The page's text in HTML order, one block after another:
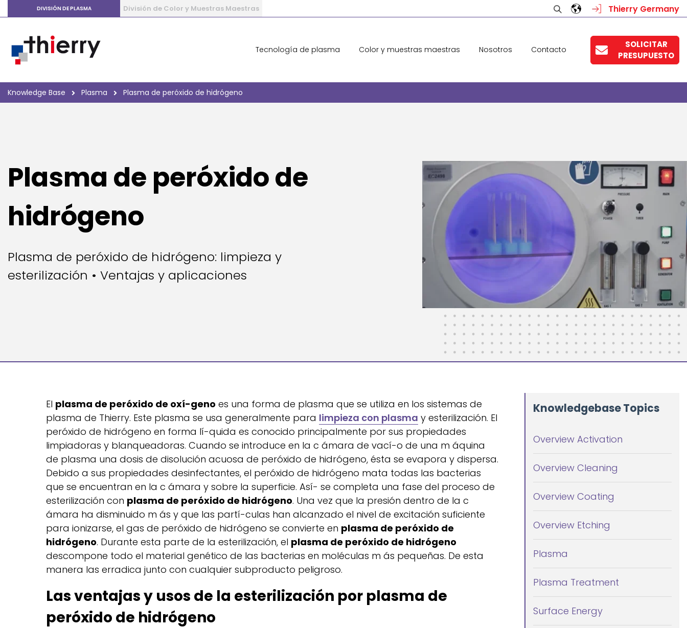
DIVISIÓN DE PLASMA División de Color y Muestras Maestras Thierry Germany
Tecnología de plasma Color y muestras maestras Nosotros Contacto
SOLICITAR
PRESUPUESTO
Knowledge Base Plasma Plasma de peróxido de hidrógeno
Plasma de peróxido de
hidrógeno
Plasma de peróxido de hidrógeno: limpieza y
esterilización • Ventajas y aplicaciones
El plasma de peróxido de oxí-geno es una forma de plasma que se utiliza en los sistemas de
plasma de Thierry. Este plasma se usa generalmente para limpieza con plasma y esterilización. El
peróxido de hidrógeno en forma lí-quida es conocido principalmente por sus propiedades
limpiadoras y blanqueadoras. Cuando se introduce en la c ámara de vací-o de una m áquina
de plasma una dosis de disolución acuosa de peróxido de hidrógeno, ésta se evapora y dispersa.
Debido a sus propiedades desinfectantes, el peróxido de hidrógeno mata todas las bacterias
que se encuentran en la c ámara y sobre la superficie. Así- se completa una fase del proceso de
esterilización con plasma de peróxido de hidrógeno. Una vez que la presión dentro de la c
ámara ha disminuido m ás y que las partí-culas han alcanzado el nivel de excitación suficiente
para ionizarse, el gas de peróxido de hidrógeno se convierte en plasma de peróxido de
hidrógeno. Durante esta parte de la esterilización, el plasma de peróxido de hidrógeno
descompone todo el material genético de las bacterias en moléculas m ás pequeñas. De esta
manera las erradica junto con cualquier subproducto peligroso.
Las ventajas y usos de la esterilización por plasma de
peróxido de hidrógeno
Knowledgebase Topics
Overview Activation
Overview Cleaning
Overview Coating
Overview Etching
Plasma
Plasma Treatment
Surface Energy